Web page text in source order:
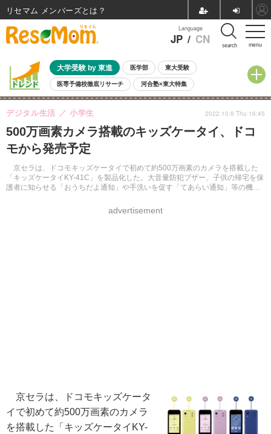
menu
Language
JP / CN search
大学受験 by 東進 医学部 東大受験
医専予備校徹底リサーチ 河合塾×東大特集
親子で考える大学選び 高校受験 中学受験 小学校受験
共通テスト 夏休み
8月開催イベント・WS 全国公立高校 過去問 人気記事
自由研究教材（小学生向け）
500万画素カメラ搭載のキッズケータイ、ドコ
モから発売予定
京セラは、ドコモキッズケータイで初めて約500万画素のカメラを搭載した
「キッズケータイKY-41C」を製品化した。大音量防犯ブザー、子供の帰宅を保
護者に知らせる「おうちだよ通知」や手洗いを促す「てあらい通知」等の機能
デジタル生活 小学生
advertisement
2022.10.6 Thu 16:45
京セラは、ドコモキッズケータ
イで初めて約500万画素のカメラ
を搭載した「キッズケータイKY-
リセマム メンバーズ